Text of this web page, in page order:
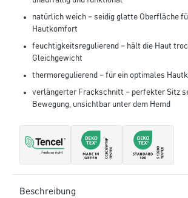
natürlich weich – seidig glatte Oberfläche
Hautkomfort
feuchtigkeitsregulierend – hält die Haut
Gleichgewicht
thermoregulierend – für ein optimales
verlängerter Frackschnitt – perfekter Sitz
Bewegung, unsichtbar unter dem Hemd
Beschreibung